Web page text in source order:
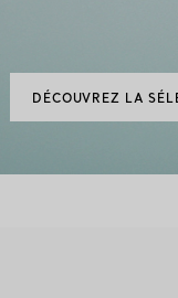
DÉCOUVREZ LA